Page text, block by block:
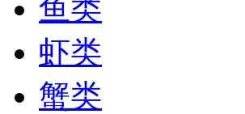
鱼类
虾类
蟹类